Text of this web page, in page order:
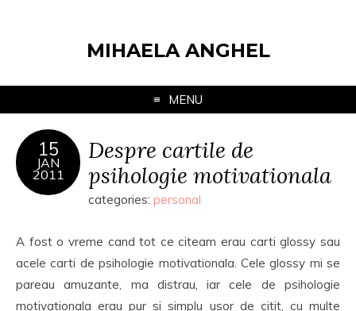
MIHAELA ANGHEL
MENU
15
JAN
2011
Despre cartile de
psihologie motivationala
categories: personal
A fost o vreme cand tot ce citeam erau carti glossy sau
acele carti de psihologie motivationala. Cele glossy mi se
pareau amuzante, ma distrau, iar cele de psihologie
motivationala erau pur si simplu usor de citit, cu multe